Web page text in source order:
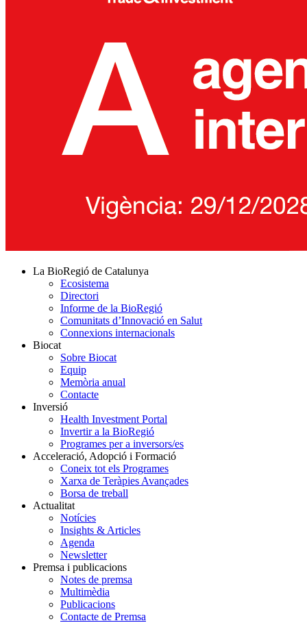
La BioRegió de Catalunya
Ecosistema
Directori
Informe de la BioRegió
Comunitats d’Innovació en Salut
Connexions internacionals
Biocat
Sobre Biocat
Equip
Memòria anual
Contacte
Inversió
Health Investment Portal
Invertir a la BioRegió
Programes per a inversors/es
Acceleració, Adopció i Formació
Coneix tot els Programes
Xarxa de Teràpies Avançades
Borsa de treball
Actualitat
Notícies
Insights & Articles
Agenda
Newsletter
Premsa i publicacions
Notes de premsa
Multimèdia
Publicacions
Contacte de Premsa